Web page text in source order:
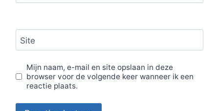
Site
Mijn naam, e-mail en site opslaan in deze
browser voor de volgende keer wanneer ik een
reactie plaats.